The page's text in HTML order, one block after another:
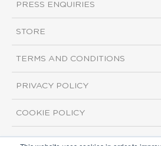
PRESS ENQUIRIES
STORE
TERMS AND CONDITIONS
PRIVACY POLICY
COOKIE POLICY